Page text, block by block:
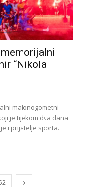
“Nikola
malonogometni
je tijekom dva dana
i prijatelje sporta.